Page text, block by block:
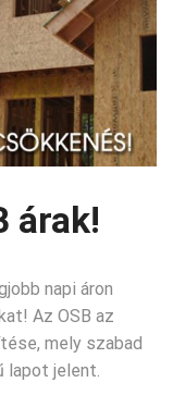
árak!
napi áron
Az OSB az
mely szabad
jelent.